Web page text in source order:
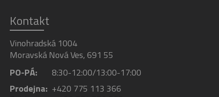
Kontakt
Vinohradská 1004
Moravská Nová Ves, 691 55
PO-PÁ:
8:30-12:00/13:00-17:00
Prodejna: +420 775 113 366